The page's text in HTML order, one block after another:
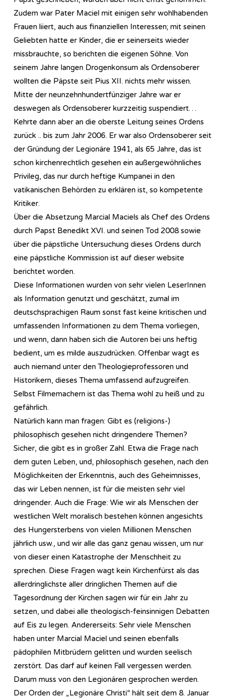
Zudem war Pater Maciel mit einigen sehr wohlhabenden
Frauen liiert, auch aus finanziellen Interessen; mit seinen
Geliebten hatte er Kinder, die er seinerseits wieder
missbrauchte, so berichten die eigenen Söhne. Von
seinem Jahre langen Drogenkonsum als Ordensoberer
wollten die Päpste seit Pius XII. nichts mehr wissen.
Mitte der neunzehnhundertfünziger Jahre war er
deswegen als Ordensoberer kurzzeitig suspendiert…
Kehrte dann aber an die oberste Leitung seines Ordens
zurück .. bis zum Jahr 2006. Er war also Ordensoberer seit
der Gründung der Legionäre 1941, als 65 Jahre, das ist
schon kirchenrechtlich gesehen ein außergewöhnliches
Privileg, das nur durch heftige Kumpanei in den
vatikanischen Behörden zu erklären ist, so kompetente
Kritiker.
Über die Absetzung Marcial Maciels als Chef des Ordens
durch Papst Benedikt XVI. und seinen Tod 2008 sowie
über die päpstliche Untersuchung dieses Ordens durch
eine päpstliche Kommission ist auf dieser website
berichtet worden.
Diese Informationen wurden von sehr vielen LeserInnen
als Information genutzt und geschätzt, zumal im
deutschsprachigen Raum sonst fast keine kritischen und
umfassenden Informationen zu dem Thema vorliegen,
und wenn, dann haben sich die Autoren bei uns heftig
bedient, um es milde auszudrücken. Offenbar wagt es
auch niemand unter den Theologieprofessoren und
Historikern, dieses Thema umfassend aufzugreifen.
Selbst Filmemachern ist das Thema wohl zu heiß und zu
gefährlich.
Natürlich kann man fragen: Gibt es (religions-)
philosophisch gesehen nicht dringendere Themen?
Sicher, die gibt es in großer Zahl. Etwa die Frage nach
dem guten Leben, und, philosophisch gesehen, nach den
Möglichkeiten der Erkenntnis, auch des Geheimnisses,
das wir Leben nennen, ist für die meisten sehr viel
dringender. Auch die Frage: Wie wir als Menschen der
westlichen Welt moralisch bestehen können angesichts
des Hungersterbens von vielen Millionen Menschen
jährlich usw., und wir alle das ganz genau wissen, um nur
von dieser einen Katastrophe der Menschheit zu
sprechen. Diese Fragen wagt kein Kirchenfürst als das
allerdringlichste aller dringlichen Themen auf die
Tagesordnung der Kirchen sagen wir für ein Jahr zu
setzen, und dabei alle theologisch-feinsinnigen Debatten
auf Eis zu legen. Andererseits: Sehr viele Menschen
haben unter Marcial Maciel und seinen ebenfalls
pädophilen Mitbrüdern gelitten und wurden seelisch
zerstört. Das darf auf keinen Fall vergessen werden.
Darum muss von den Legionären gesprochen werden.
Der Orden der „Legionäre Christi“ hält seit dem 8. Januar